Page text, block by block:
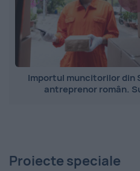
Importul muncitorilor din
antreprenor român.
Proiecte speciale